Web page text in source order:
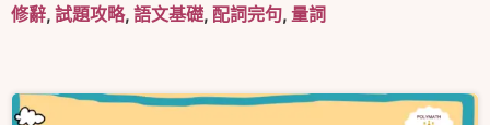
修辭, 試題攻略, 語文基礎, 配詞完句, 量詞